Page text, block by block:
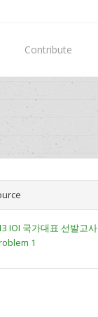
Contribute
IOI 국가대표 선발고사
1